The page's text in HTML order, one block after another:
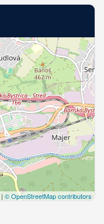
| © OpenStreetMap contributors